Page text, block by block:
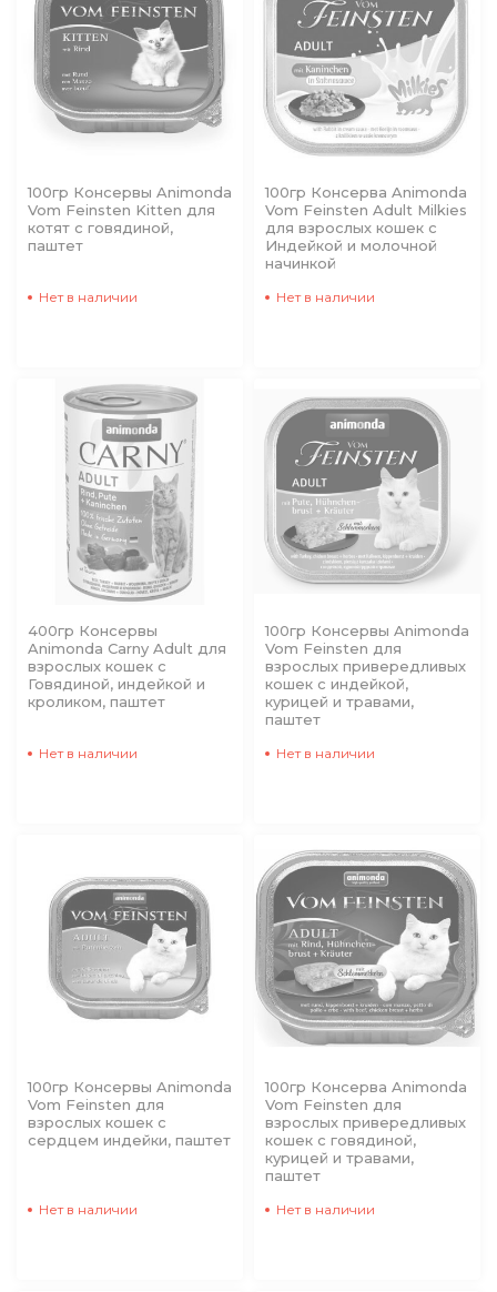
100гр Консервы Animonda
Vom Feinsten Kitten для
котят с говядиной,
паштет
Нет в наличии
100гр Консерва Animonda
Vom Feinsten Adult Milkies
для взрослых кошек c
Индейкой и молочной
начинкой
Нет в наличии
400гр Консервы
Animonda Carny Adult для
взрослых кошек с
Говядиной, индейкой и
кроликом, паштет
Нет в наличии
100гр Консервы Animonda
Vom Feinsten для
взрослых привередливых
кошек с индейкой,
курицей и травами,
паштет
Нет в наличии
100гр Консервы Animonda
Vom Feinsten для
взрослых кошек с
сердцем индейки, паштет
Нет в наличии
100гр Консерва Animonda
Vom Feinsten для
взрослых привередливых
кошек с говядиной,
курицей и травами,
паштет
Нет в наличии